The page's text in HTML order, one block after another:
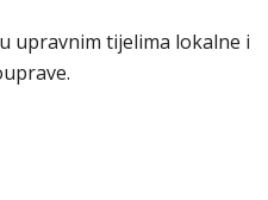
upravnim tijelima lokalne i